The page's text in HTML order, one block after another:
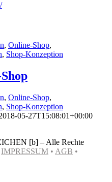
, Online-Shop,
, Shop-Konzeption
, Online-Shop,
, Shop-Konzeption
05-27T15:08:01+00:00
[b] – Alle Rechte
IMPRESSUM • AGB •